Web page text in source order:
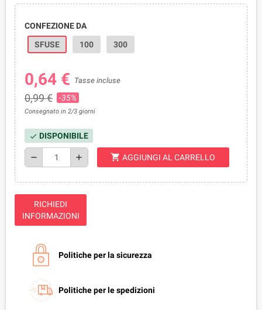
CONFEZIONE DA
SFUSE
100 300
0,64 € Tasse incluse
0,99 € -35%
Consegnato in 2/3 giorni
check DISPONIBILE
remove add shopping_cart AGGIUNGI AL CARRELLO
RICHIEDI
INFORMAZIONI
Politiche per la sicurezza
Politiche per le spedizioni